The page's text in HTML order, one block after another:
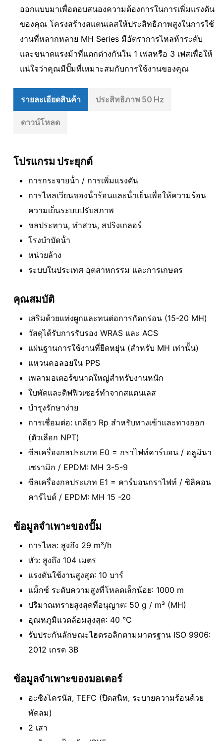
ออกแบบมาเพื่อตอบสนองความต้องการในการเพิ่มแรงดัน
ของคุณ โครงสร้างสแตนเลสให้ประสิทธิภาพสูงในการใช้
งานที่หลากหลาย MH Series มีอัตราการไหลห้าระดับ
และขนาดแรงม้าที่แตกต่างกันใน 1 เฟสหรือ 3 เฟสเพื่อให้
แน่ใจว่าคุณมีปั๊มที่เหมาะสมกับการใช้งานของคุณ
รายละเอียดสินค้า ประสิทธิภาพ 50 Hz
ดาวน์โหลด
โปรแกรม ประยุกต์
การกระจายน้ํา / การเพิ่มแรงดัน
การไหลเวียนของน้ําร้อนและน้ําเย็นเพื่อให้ความร้อน
ความเย็นระบบปรับสภาพ
ชลประทาน, ทําสวน, สปริงเกลอร์
โรงบําบัดน้ํา
หน่วยล้าง
ระบบในประเทศ อุตสาหกรรม และการเกษตร
คุณสมบัติ
เสริมด้วยแท่งผูกและทนต่อการกัดกร่อน (15-20 MH)
วัสดุได้รับการรับรอง WRAS และ ACS
แผ่นฐานการใช้งานที่ยืดหยุ่น (สําหรับ MH เท่านั้น)
แหวนคอลอยใน PPS
เพลามอเตอร์ขนาดใหญ่สําหรับงานหนัก
ใบพัดและดิฟฟิวเซอร์ทําจากสแตนเลส
บํารุงรักษาง่าย
การเชื่อมต่อ: เกลียว Rp สําหรับทางเข้าและทางออก
(ตัวเลือก NPT)
ซีลเครื่องกลประเภท E0 = กราไฟท์คาร์บอน / อลูมินา
เซรามิก / EPDM: MH 3-5-9
ซีลเครื่องกลประเภท E1 = คาร์บอนกราไฟท์ / ซิลิคอน
คาร์ไบด์ / EPDM: MH 15 -20
ข้อมูลจําเพาะของปั๊ม
การไหล: สูงถึง 29 m³/h
หัว: สูงถึง 104 เมตร
แรงดันใช้งานสูงสุด: 10 บาร์
แม็กซ์ ระดับความสูงที่โหลดเล็กน้อย: 1000 m
ปริมาณทรายสูงสุดที่อนุญาต: 50 g / m³ (MH)
อุณหภูมิแวดล้อมสูงสุด: 40 °C
รับประกันลักษณะไฮดรอลิกตามมาตรฐาน ISO 9906:
2012 เกรด 3B
ข้อมูลจําเพาะของมอเตอร์
อะซิงโครนัส, TEFC (ปิดสนิท, ระบายความร้อนด้วย
พัดลม)
2 เสา